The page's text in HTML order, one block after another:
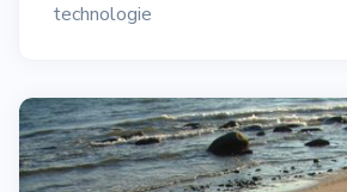
technologie